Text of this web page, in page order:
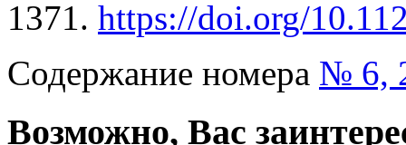
1371. https://doi.org/
Содержание номера № 6,
Возможно, Вас